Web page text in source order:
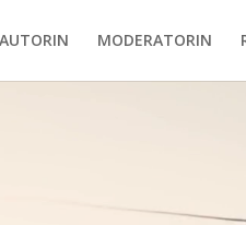
AUTORIN MODERATORIN